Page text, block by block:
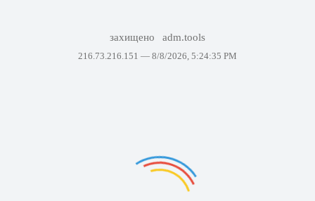
захищено adm.tools
216.73.216.151 — 8/8/2026, 5:24:35 PM